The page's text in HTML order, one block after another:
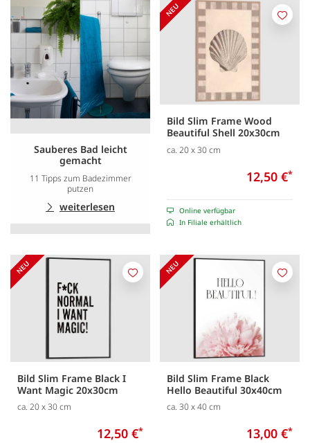
Sauberes Bad leicht
gemacht
11 Tipps zum Badezimmer
putzen
weiterlesen
Bild Slim Frame Wood
Beautiful Shell 20x30cm
ca. 20 x 30 cm
12,50 €*
Online verfügbar
In Filiale erhältlich
Bild Slim Frame Black I
Want Magic 20x30cm
ca. 20 x 30 cm
12,50 €*
Merken
Bild Slim Frame Black
Hello Beautiful 30x40cm
ca. 30 x 40 cm
13,00 €*